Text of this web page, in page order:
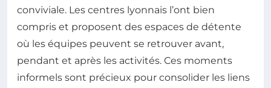
conviviale. Les centres lyonnais l’ont bien
compris et proposent des espaces de détente
où les équipes peuvent se retrouver avant,
pendant et après les activités. Ces moments
informels sont précieux pour consolider les liens